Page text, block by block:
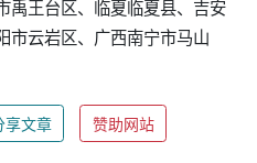
禹王台区、临夏临夏县、吉安
市云岩区、广西南宁市马山
享文章 赞助网站